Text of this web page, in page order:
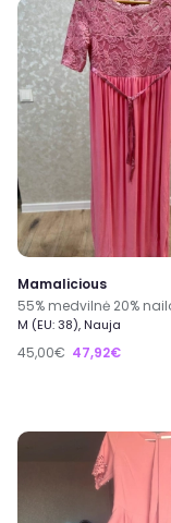
Mamalicious
M (EU: 38), Nauja
45,00€ 47,92€